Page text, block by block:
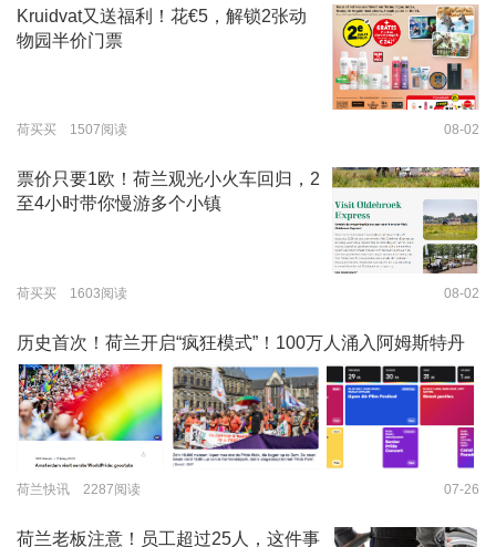
Kruidvat又送福利！花€5，解锁2张动
物园半价门票
荷买买 1507阅读 08-02
票价只要1欧！荷兰观光小火车回归，2
至4小时带你慢游多个小镇
荷买买 1603阅读 08-02
历史首次！荷兰开启“疯狂模式”！100万人涌入阿姆斯特丹
荷兰快讯 2287阅读 07-26
荷兰老板注意！员工超过25人，这件事